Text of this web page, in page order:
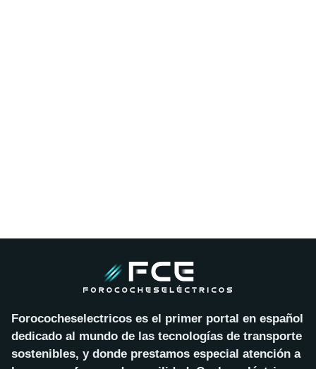
Forococheselectricos es el primer portal en español
dedicado al mundo de las tecnologías de transporte
sostenibles, y donde prestamos especial atención a